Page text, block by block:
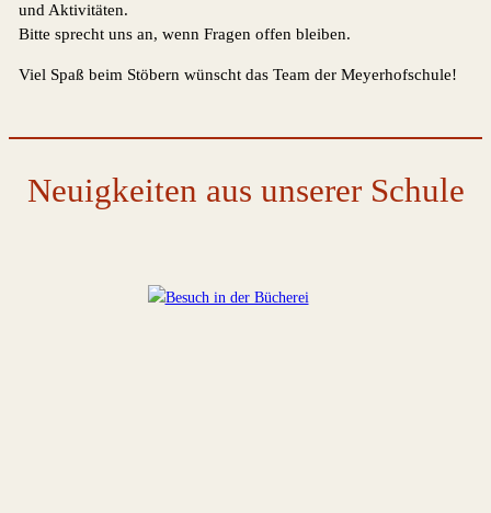
und Aktivitäten.
Bitte sprecht uns an, wenn Fragen offen bleiben.
Viel Spaß beim Stöbern wünscht das Team der Meyerhofschule!
Neuigkeiten aus unserer Schule